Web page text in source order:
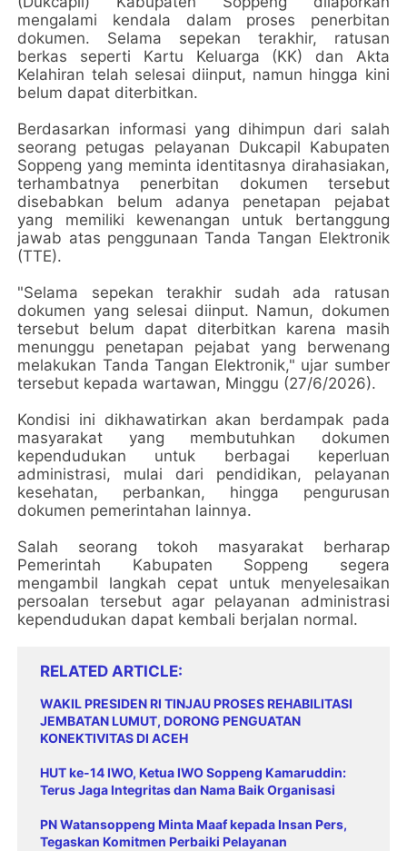
mengalami kendala dalam proses penerbitan
dokumen. Selama sepekan terakhir, ratusan
berkas seperti Kartu Keluarga (KK) dan Akta
Kelahiran telah selesai diinput, namun hingga kini
belum dapat diterbitkan.
Berdasarkan informasi yang dihimpun dari salah
seorang petugas pelayanan Dukcapil Kabupaten
Soppeng yang meminta identitasnya dirahasiakan,
terhambatnya penerbitan dokumen tersebut
disebabkan belum adanya penetapan pejabat
yang memiliki kewenangan untuk bertanggung
jawab atas penggunaan Tanda Tangan Elektronik
(TTE).
"Selama sepekan terakhir sudah ada ratusan
dokumen yang selesai diinput. Namun, dokumen
tersebut belum dapat diterbitkan karena masih
menunggu penetapan pejabat yang berwenang
melakukan Tanda Tangan Elektronik," ujar sumber
tersebut kepada wartawan, Minggu (27/6/2026).
Kondisi ini dikhawatirkan akan berdampak pada
masyarakat yang membutuhkan dokumen
kependudukan untuk berbagai keperluan
administrasi, mulai dari pendidikan, pelayanan
kesehatan, perbankan, hingga pengurusan
dokumen pemerintahan lainnya.
Salah seorang tokoh masyarakat berharap
Pemerintah Kabupaten Soppeng segera
mengambil langkah cepat untuk menyelesaikan
persoalan tersebut agar pelayanan administrasi
kependudukan dapat kembali berjalan normal.
RELATED ARTICLE
WAKIL PRESIDEN RI TINJAU PROSES REHABILITASI
JEMBATAN LUMUT, DORONG PENGUATAN
KONEKTIVITAS DI ACEH
HUT ke-14 IWO, Ketua IWO Soppeng Kamaruddin:
Terus Jaga Integritas dan Nama Baik Organisasi
PN Watansoppeng Minta Maaf kepada Insan Pers,
Tegaskan Komitmen Perbaiki Pelayanan